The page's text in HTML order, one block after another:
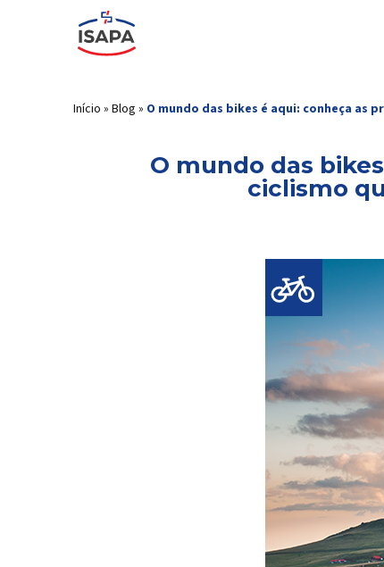
Início » Blog » O mundo das bikes é aqui: conheça as
O mundo das
ciclismo